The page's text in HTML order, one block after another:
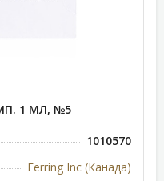
1 МЛ, №5
1010570
Ferring Inc (Канада)